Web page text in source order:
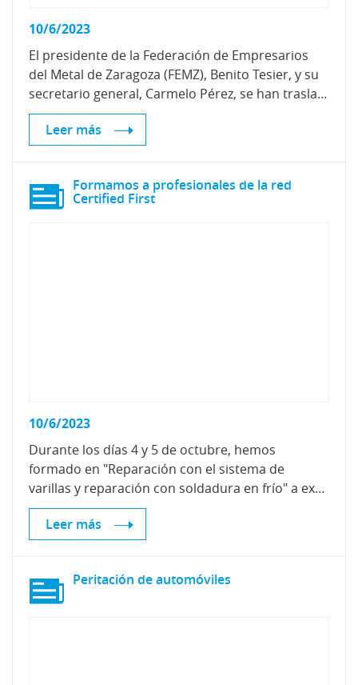
10/6/2023
El presidente de la Federación de Empresarios
del Metal de Zaragoza (FEMZ), Benito Tesier, y su
secretario general, Carmelo Pérez, se han trasladado a las instalaciones de Centro Zaragoza para conocer nuestra actividad.
Leer más
Formamos a profesionales de la red
Certified First
10/6/2023
Durante los días 4 y 5 de octubre, hemos
formado en "Reparación con el sistema de
varillas y reparación con soldadura en frío" a expertos de chapa y pintura de la red Certified First
Leer más
Peritación deautomóviles